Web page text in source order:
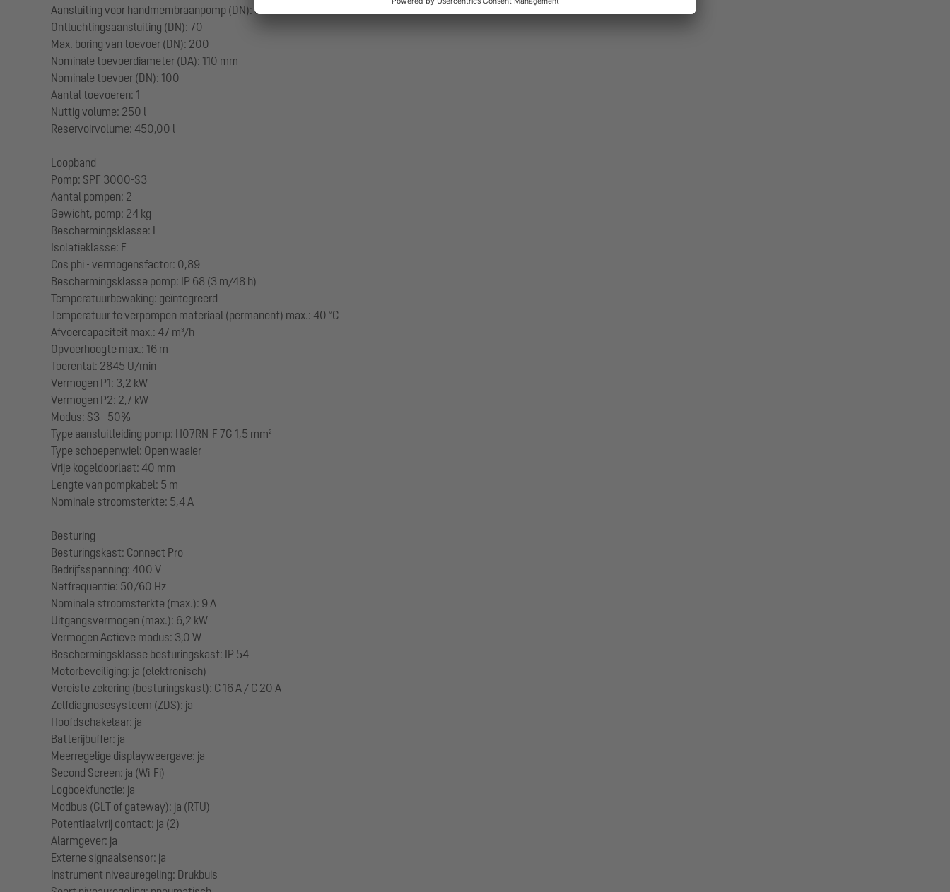
Aansluiting voor handmembraanpomp (DN): 32
Ontluchtingsaansluiting (DN): 70
Max. boring van toevoer (DN): 200
Nominale toevoerdiameter (DA): 110 mm
Nominale toevoer (DN): 100
Aantal toevoeren: 1
Nuttig volume: 250 l
Reservoirvolume: 450,00 l
Loopband
Pomp: SPF 3000-S3
Aantal pompen: 2
Gewicht, pomp: 24 kg
Beschermingsklasse: I
Isolatieklasse: F
Cos phi - vermogensfactor: 0,89
Beschermingsklasse pomp: IP 68 (3 m/48 h)
Temperatuurbewaking: geïntegreerd
Temperatuur te verpompen materiaal (permanent) max.: 40 °C
Afvoercapaciteit max.: 47 m³/h
Opvoerhoogte max.: 16 m
Toerental: 2845 U/min
Vermogen P1: 3,2 kW
Vermogen P2: 2,7 kW
Modus: S3 - 50%
Type aansluitleiding pomp: H07RN-F 7G 1,5 mm²
Type schoepenwiel: Open waaier
Vrije kogeldoorlaat: 40 mm
Lengte van pompkabel: 5 m
Nominale stroomsterkte: 5,4 A
Besturing
Besturingskast: Connect Pro
Bedrijfsspanning: 400 V
Netfrequentie: 50/60 Hz
Nominale stroomsterkte (max.): 9 A
Uitgangsvermogen (max.): 6,2 kW
Vermogen Actieve modus: 3,0 W
Beschermingsklasse besturingskast: IP 54
Motorbeveiliging: ja (elektronisch)
Vereiste zekering (besturingskast): C 16 A / C 20 A
Zelfdiagnosesysteem (ZDS): ja
Hoofdschakelaar: ja
Batterijbuffer: ja
Meerregelige displayweergave: ja
Second Screen: ja (Wi-Fi)
Logboekfunctie: ja
Modbus (GLT of gateway): ja (RTU)
Potentiaalvrij contact: ja (2)
Alarmgever: ja
Externe signaalsensor: ja
Instrument niveauregeling: Drukbuis